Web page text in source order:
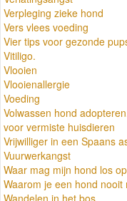
Verpleging zieke hond
Vers vlees voeding
Vier tips voor gezonde
Vitiligo.
Vlooien
Vlooienallergie
Voeding
Volwassen hond
voor vermiste huisdieren
Vrijwilliger in een Spaans
Vuurwerkangst
Waar mag mijn hond los
Waarom je een hond nooit
Wandelen in het bos